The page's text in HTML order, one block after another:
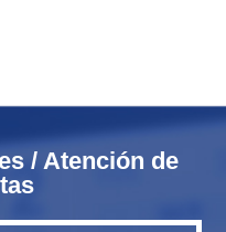
/ Atención de